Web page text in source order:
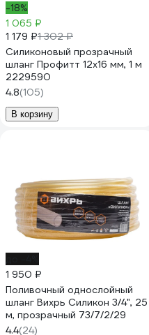
-18%
1 065 ₽
1 179 ₽1 302 ₽
Силиконовый прозрачный
шланг Профитт 12x16 мм, 1 м
2229590
4.8(105)
В корзину
1 950 ₽
Поливочный однослойный
шланг Вихрь Силикон 3/4", 25
м, прозрачный 73/7/2/29
4.4(24)